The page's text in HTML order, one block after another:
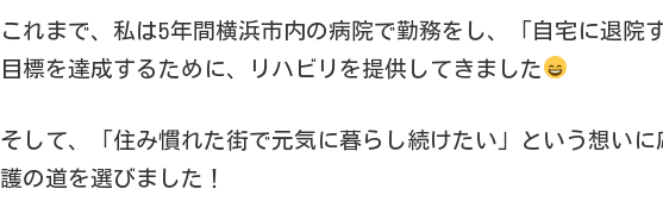
これまで、私は5年間横浜市内の病院で勤務をし、「自宅に退院
目標を達成するために、リハビリを提供してきました
そして、「住み慣れた街で元気に暮らし続けたい」という想い
護の道を選びました！